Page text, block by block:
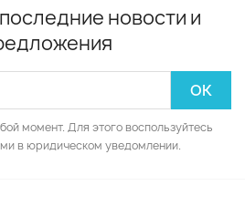
новости и
момент. Для этого воспользуйтесь
в юридическом уведомлении.